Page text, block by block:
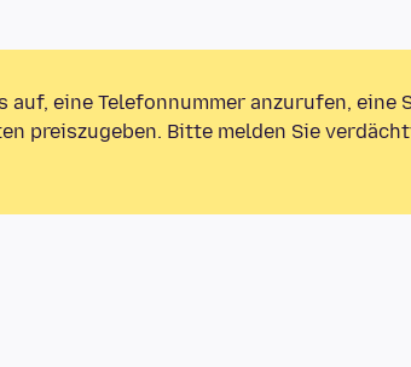
auf, eine Telefonnummer anzurufen, eine
preiszugeben. Bitte melden Sie